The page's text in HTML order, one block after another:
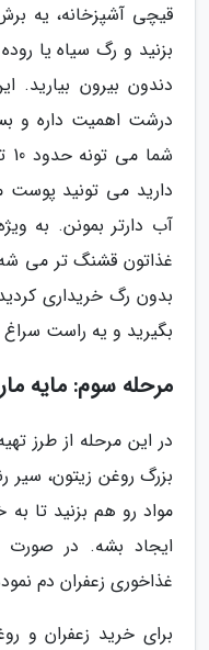
قیچی آشپزخانه، یه
بزنید و رگ سیاه یا
دندون بیرون بیارید.
درشت اهمیت داره و
دارید می تونید پوست
آب دارتر بمونن. به
غذاتون قشنگ تر می
بدون رگ خریداری
بگیرید و یه راست
مرحله سوم: مایه
در این مرحله از طرز
بزرگ روغن زیتون، سیر
مواد رو هم بزنید تا
ایجاد بشه. در صورت
غذاخوری زعفران دم
برای خرید زعفران و